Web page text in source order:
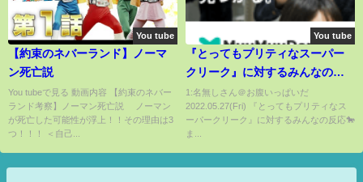
You tube
【約束のネバーランド】ノーマ
ン死亡説
You tubeで見る 動画内容 【約束のネバー
ランド考察】ノーマン死亡説 ノーマン
が死亡した可能性が浮上！！その理由は3
つ！！！ ＜自己...
You tube
『とってもプリティなスーパー
クリーク』に対するみんなの反
応🐎まとめ【ウマ娘プリティー
ダービー】【レイミン】
1:名無しさん＠お腹いっぱいだ
2022.05.27(Fri) 『とってもプリティなス
ーパークリーク』に対するみんなの反応🐎
ま...